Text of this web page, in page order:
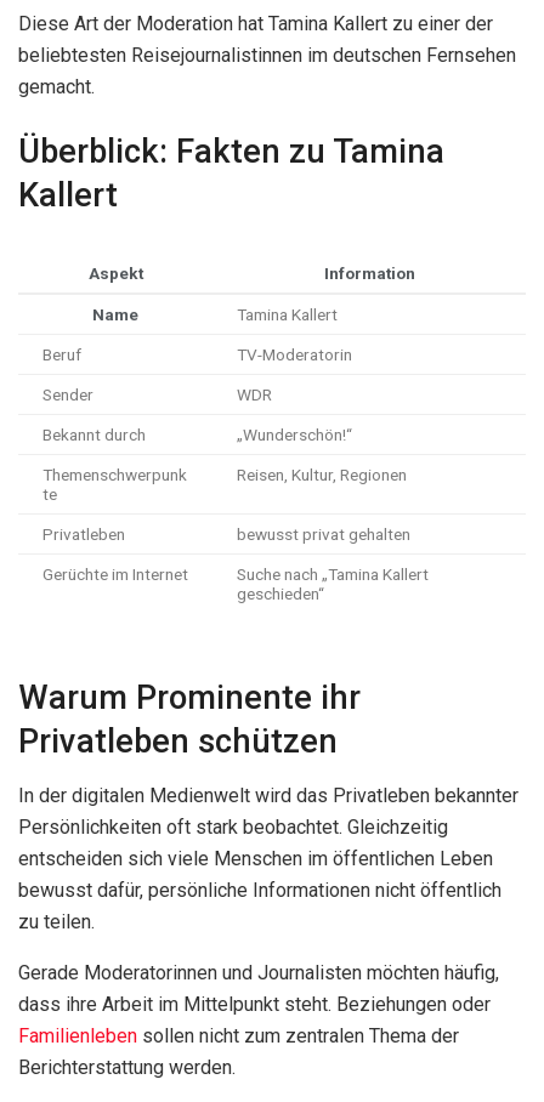
Diese Art der Moderation hat Tamina Kallert zu einer der
beliebtesten Reisejournalistinnen im deutschen Fernsehen
gemacht.
Überblick: Fakten zu Tamina
Kallert
Aspekt Information
Name Tamina Kallert
Beruf TV-Moderatorin
Sender WDR
Bekannt durch „Wunderschön!“
Themenschwerpunk
te
Reisen, Kultur, Regionen
Privatleben bewusst privat gehalten
Gerüchte im Internet
Suche nach „Tamina Kallert
geschieden“
Warum Prominente ihr
Privatleben schützen
In der digitalen Medienwelt wird das Privatleben bekannter
Persönlichkeiten oft stark beobachtet. Gleichzeitig
entscheiden sich viele Menschen im öffentlichen Leben
bewusst dafür, persönliche Informationen nicht öffentlich
zu teilen.
Gerade Moderatorinnen und Journalisten möchten häufig,
dass ihre Arbeit im Mittelpunkt steht. Beziehungen oder
Familienleben sollen nicht zum zentralen Thema der
Berichterstattung werden.